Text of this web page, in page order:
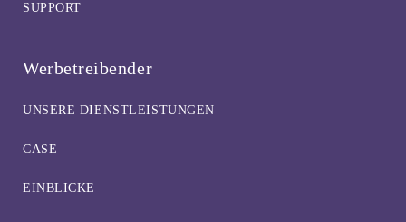
SUPPORT
Werbetreibender
UNSERE DIENSTLEISTUNGEN
CASE
EINBLICKE